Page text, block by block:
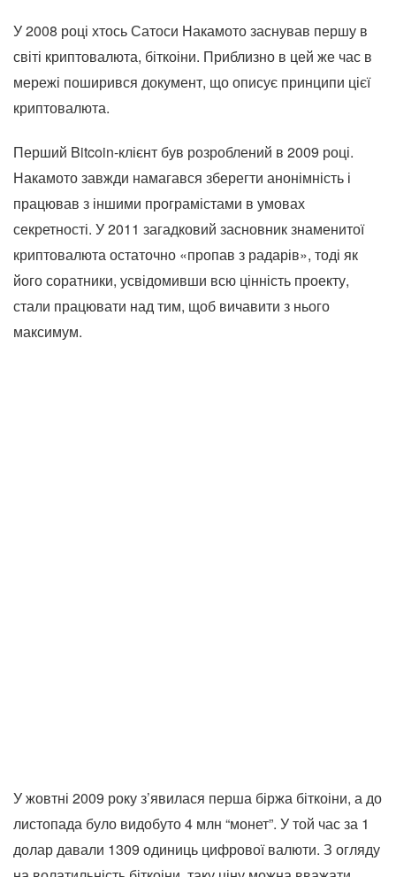
У 2008 році хтось Сатоси Накамото заснував першу в
світі криптовалюта, біткоіни. Приблизно в цей же час в
мережі поширився документ, що описує принципи цієї
криптовалюта.
Перший Bitcoin-клієнт був розроблений в 2009 році.
Накамото завжди намагався зберегти анонімність і
працював з іншими програмістами в умовах
секретності. У 2011 загадковий засновник знаменитої
криптовалюта остаточно «пропав з радарів», тоді як
його соратники, усвідомивши всю цінність проекту,
стали працювати над тим, щоб вичавити з нього
максимум.
У жовтні 2009 року з’явилася перша біржа біткоіни, а до
листопада було видобуто 4 млн “монет”. У той час за 1
долар давали 1309 одиниць цифрової валюти. З огляду